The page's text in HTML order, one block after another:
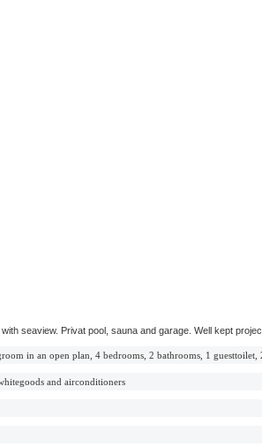
seaview. Privat pool, sauna and garage. Well kept
in an open plan, 4 bedrooms, 2 bathrooms, 1 guesttoilet,
and airconditioners